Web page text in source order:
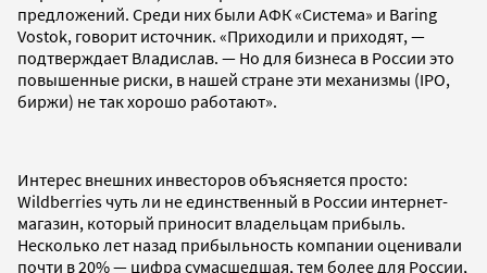
предложений. Среди них были АФК «Система» и Baring
Vostok, говорит источник. «Приходили и приходят, —
подтверждает Владислав. — Но для бизнеса в России это
повышенные риски, в нашей стране эти механизмы (IPO,
биржи) не так хорошо работают».
Интерес внешних инвесторов объясняется просто:
Wildberries чуть ли не единственный в России интернет-
магазин, который приносит владельцам прибыль.
Несколько лет назад прибыльность компании оценивали
почти в 20% — цифра сумасшедшая, тем более для России,